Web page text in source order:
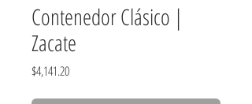
Contenedor Clásico |
Zacate
$4,141.20Precio